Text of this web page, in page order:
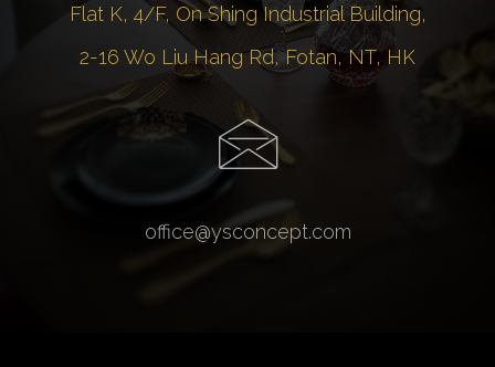
Flat K, 4/F, On Shing Industrial Building,
2-16 Wo Liu Hang Rd, Fotan, NT, HK
office@ysconcept.com